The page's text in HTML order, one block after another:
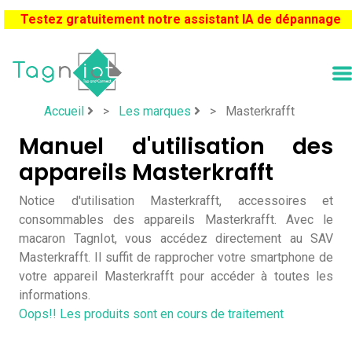
Testez gratuitement notre assistant IA de dépannage
Accueil > Les marques > Masterkrafft
Manuel d'utilisation des
appareils Masterkrafft
Notice d'utilisation Masterkrafft, accessoires et
consommables des appareils Masterkrafft. Avec le
macaron TagnIot, vous accédez directement au SAV
Masterkrafft. Il suffit de rapprocher votre smartphone de
votre appareil Masterkrafft pour accéder à toutes les
informations.
Oops!! Les produits sont en cours de traitement